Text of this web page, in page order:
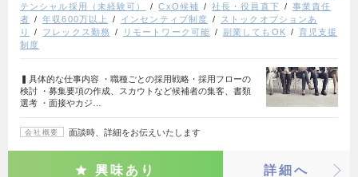
テンシャル採用（未経験可）
CxO候補 社長・役員直下
事業責任
者
年収600万以上 インセンティブ制度
ストックオプションあ
り
フレックス勤務 リモートワーク可能 副業してもOK
育児支援
制度
▍具体的な仕事内容 ・職種ごとの採用戦略・採用フローの
検討 ・募集要項の作成、スカウトなど候補者の集客、書類
選考 ・面接やカジ…
会社概要 面談時、詳細をお伝えいたします
興味あり 詳細へ